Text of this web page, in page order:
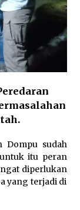
Dompu sudah
itu peran
diperlukan
yang terjadi di